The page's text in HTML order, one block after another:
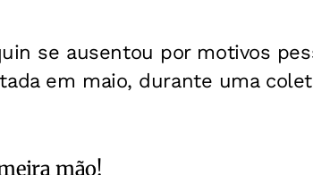
se ausentou por motivos
em maio, durante uma
mão!